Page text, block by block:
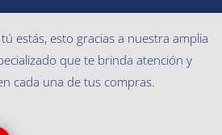
estás, esto gracias a nuestra amplia
que te brinda atención y
cada una de tus compras.